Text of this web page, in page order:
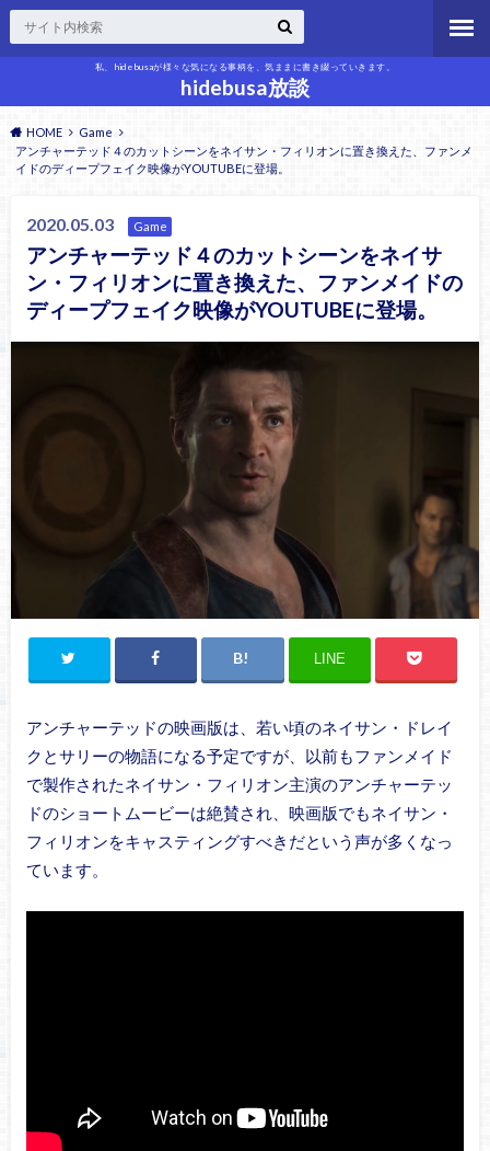
私、hidebusaが様々な気になる事柄を、気ままに書き綴っていきます。
hidebusa放談
HOME
Game
アンチャーテッド４のカットシーンをネイサン・フィリオンに置き換えた、ファンメ
イドのディープフェイク映像がYOUTUBEに登場。
2020.05.03 Game
アンチャーテッド４のカットシーンをネイサ
ン・フィリオンに置き換えた、ファンメイドの
ディープフェイク映像がYOUTUBEに登場。
LINE
アンチャーテッドの映画版は、若い頃のネイサン・ドレイ
クとサリーの物語になる予定ですが、以前もファンメイド
で製作されたネイサン・フィリオン主演のアンチャーテッ
ドのショートムービーは絶賛され、映画版でもネイサン・
フィリオンをキャスティングすべきだという声が多くなっ
ています。